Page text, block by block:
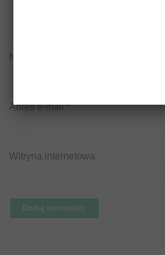
Nazwa
Adres e-mail*
Witryna internetowa